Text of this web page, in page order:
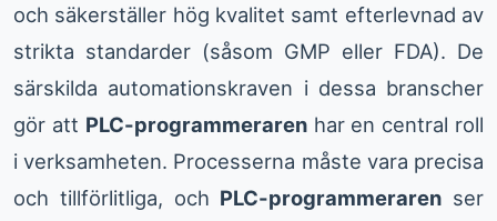
och säkerställer hög kvalitet samt efterlevnad av
strikta standarder (såsom GMP eller FDA). De
särskilda automationskraven i dessa branscher
gör att PLC-programmerarenhar en central roll
i verksamheten. Processerna måste vara precisa
och tillförlitliga, och PLC-programmeraren ser